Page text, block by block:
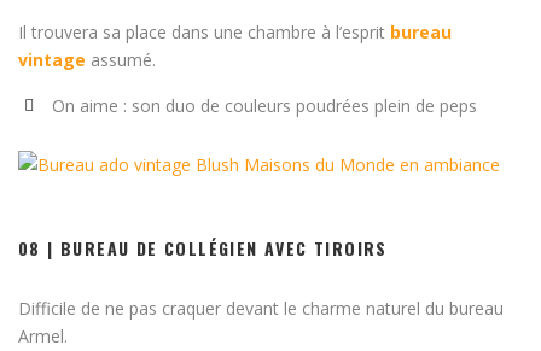
Il trouvera sa place dans une chambre à l’esprit bureau
vintage assumé.
On aime : son duo de couleurs poudrées plein de peps
08 | BUREAU DE COLLÉGIEN AVEC TIROIRS
Difficile de ne pas craquer devant le charme naturel du bureau
Armel.